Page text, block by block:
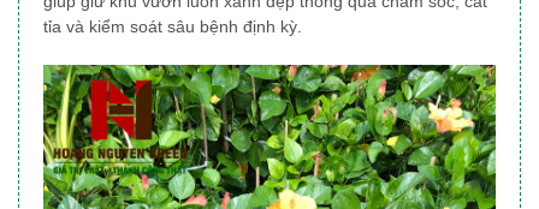
tỉa và kiểm soát sâu bệnh định kỳ.